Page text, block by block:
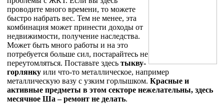
проводите много времени, то можете
быстро набрать вес. Тем не менее, эта
комбинация может принести доходы от
недвижимости, получение наследства.
Может быть много работы и на это
потребуется больше сил, постарайтесь не
переутомляться. Поставьте здесь тыкву-
горлянку или что-то металлическое, например
металлическую вазу с узким горлышком. Красные и
активные предметы в этом секторе нежелательны, здесь
месячное Ша – ремонт не делать.